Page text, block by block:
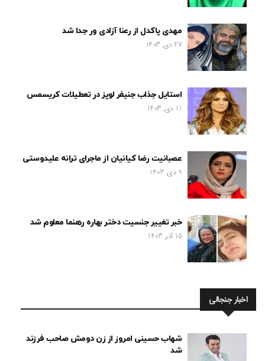
مهدی پاکدل از رعنا آزادی ور جدا شد
27 دی, 1403
استایل جذاب جنیفر لوپز در تعطیلات کریسمس
11 دی, 1403
عصبانیت رضا کیانیان از ماجرای ترانه علیدوستی
9 دی, 1403
خبر تغییر جنسیت دختر بهاره رهنما معلوم شد
15 آذر, 1403
اخبار جنجالی
شهاب حسینی امروز از زن دومش صاحب فرزند
شد